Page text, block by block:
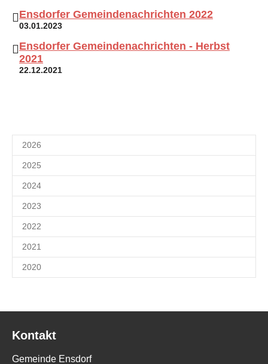
Ensdorfer Gemeindenachrichten 2022
03.01.2023
Ensdorfer Gemeindenachrichten - Herbst
2021
22.12.2021
2026
2025
2024
2023
2022
2021
2020
Kontakt
Gemeinde Ensdorf